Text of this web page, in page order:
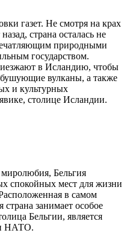
газет. Не смотря на крах
страна осталась не
природными
государством.
в Исландию, чтобы
вулканы, а также
и культурных
столице Исландии.
Бельгия
спокойных мест для жизни
в самом
страна занимает особое
Бельгии, является
НАТО.